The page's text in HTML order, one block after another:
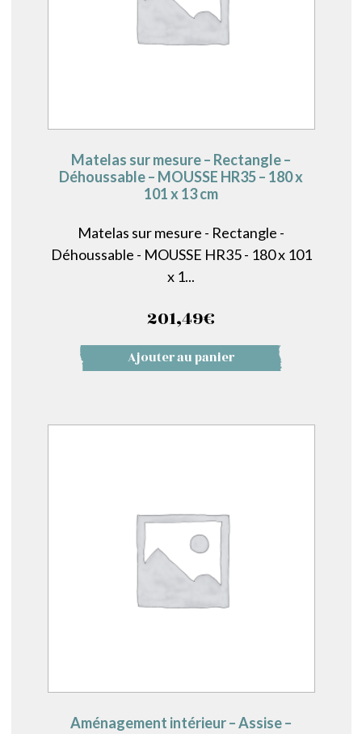
Matelas sur mesure – Rectangle –
Déhoussable – MOUSSE HR35 – 180 x
101 x 13 cm
Matelas sur mesure - Rectangle -
Déhoussable - MOUSSE HR35 - 180 x 101
x 1...
201,49€
Ajouter au panier
Aménagement intérieur – Assise –